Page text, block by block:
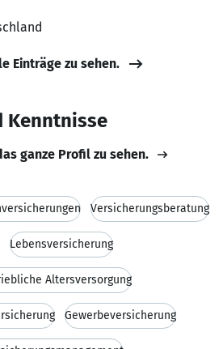
Einträge zu sehen.
Kenntnisse
ganze Profil zu sehen.
Versicherungsberatung
Lebensversicherung
Altersversorgung
Gewerbeversicherung